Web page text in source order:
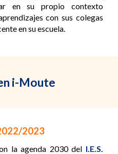
en su propio contexto
con sus colegas
en su escuela.
i-Moute
2023
agenda 2030 del I.E.S.